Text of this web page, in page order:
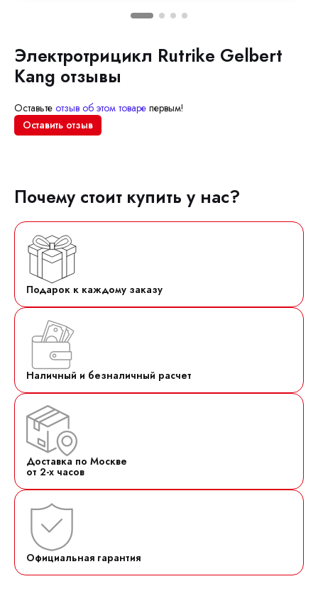
Электротрицикл Rutrike Gelbert
Kang отзывы
Оставьте отзыв об этом товаре первым!
Оставить отзыв
Почему стоит купить у нас?
Подарок к каждому заказу
Наличный и безналичный расчет
Доставка по Москве
от 2-х часов
Официальная гарантия